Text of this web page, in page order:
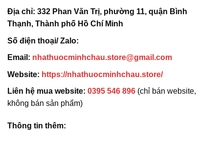
Địa chỉ: 332 Phan Văn Trị, phường 11, quận Bình
Thạnh, Thành phố Hồ Chí Minh
Số điện thoại/ Zalo:
Email: nhathuocminhchau.store@gmail.com
Website: https://nhathuocminhchau.store/
Liên hệ mua website: 0395 546 896 (chỉ bán website,
không bán sản phẩm)
Thông tin thêm: